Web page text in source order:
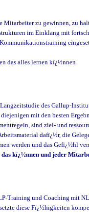
Mitarbeiter zu gewinnen, zu
im Einklang mit
das alles lernen kï¿½nnen
des Gallup-
mit den besten
sind ziel- und
dafï¿½r, die
werden und das Gefï¿½hl
kï¿½nnen und jeder
Training und Coaching mit
diese Fï¿½higkeiten